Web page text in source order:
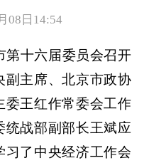
08日14:54
第十六届委员会召开
副主席、北京市政协
委王红作常委会工作
统战部副部长王斌应
习了中央经济工作会